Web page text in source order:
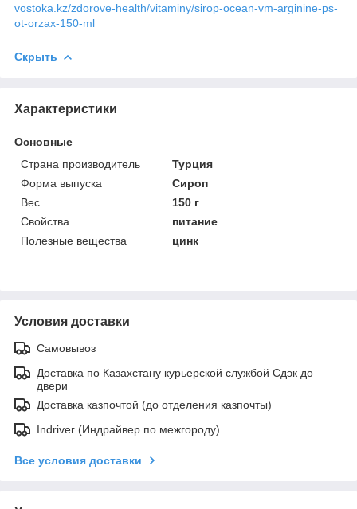
vostoka.kz/zdorove-health/vitaminy/sirop-ocean-vm-arginine-ps-
ot-orzax-150-ml
Скрыть
Характеристики
Основные
Страна производитель
Турция
Форма выпуска
Сироп
Вес
150 г
Свойства
питание
Полезные вещества
цинк
Условия доставки
Самовывоз
Доставка по Казахстану курьерской службой Сдэк до
двери
Доставка казпочтой (до отделения казпочты)
Indriver (Индрайвер по межгороду)
Все условия доставки